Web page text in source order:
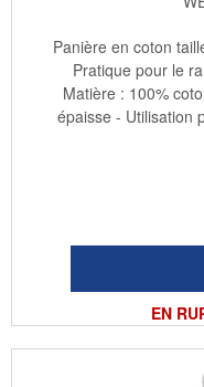
EN
Panière en coton
Pratique pour le
Matière : 100%
épaisse - Utilisation